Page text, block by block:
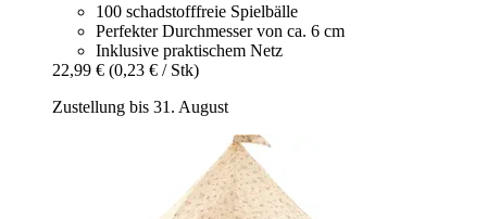
100 schadstofffreie Spielbälle
Perfekter Durchmesser von ca. 6 cm
Inklusive praktischem Netz
22,99 € (0,23 € / Stk)
Zustellung bis 31. August